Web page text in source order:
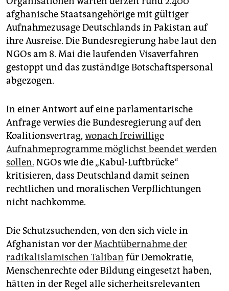
afghanische Staatsangehörige mit gültiger
Aufnahmezusage Deutschlands in Pakistan auf
ihre Ausreise. Die Bundesregierung habe laut den
NGOs am 8. Mai die laufenden Visaverfahren
gestoppt und das zuständige Botschaftspersonal
abgezogen.
In einer Antwort auf eine parlamentarische
Anfrage verwies die Bundesregierung auf den
Koalitionsvertrag, wonach freiwillige
Aufnahmeprogramme möglichst beendet werden
sollen. NGOs wie die „Kabul-Luftbrücke“
kritisieren, dass Deutschland damit seinen
rechtlichen und moralischen Verpflichtungen
nicht nachkomme.
Die Schutzsuchenden, von den sich viele in
Afghanistan vor derMachtübernahme der
radikalislamischen Taliban für Demokratie,
Menschenrechte oder Bildung eingesetzt haben,
hätten in der Regel alle sicherheitsrelevanten